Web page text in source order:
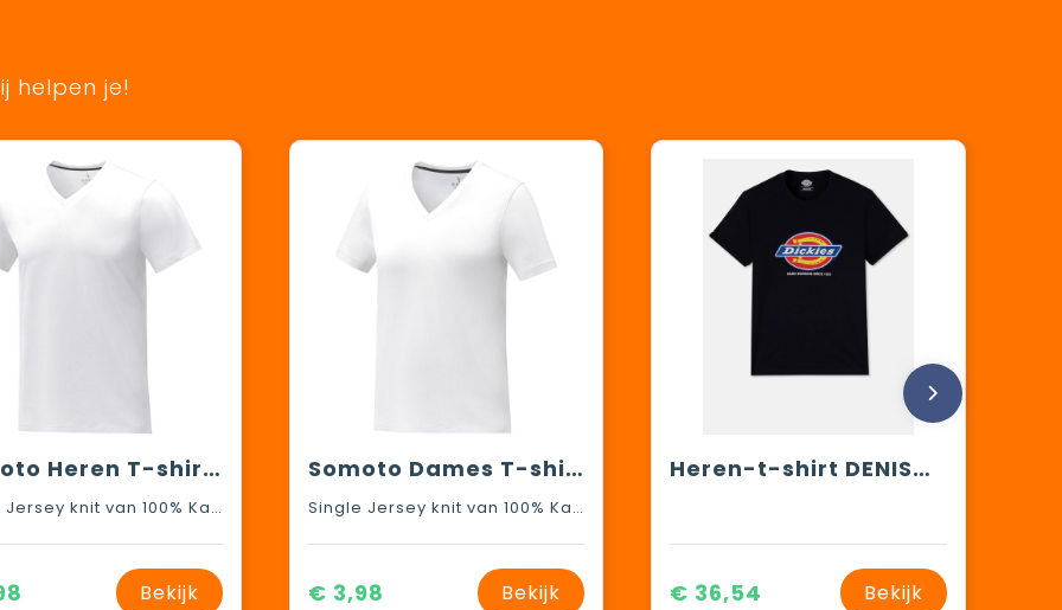
helpen je!
Somoto Heren T-shirt met V-hals en korte mouwen
Single Jersey knit van 100% Katoen, 160 g/m2
Bekijk
Somoto Dames T-shirt met V-hals en korte mouwen
Single Jersey knit van 100% Katoen, 160 g/m2
€ 3,98 Bekijk
Heren-t-shirt DENISON (DT6010)
€ 36,54 Bekijk